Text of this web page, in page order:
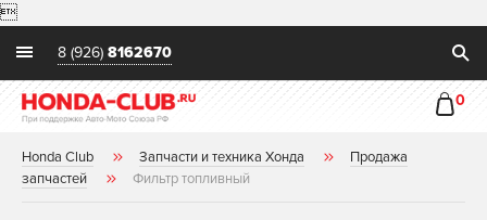

8 (926) 8162670
0
Honda Club Запчасти и техника Хонда
Продажа
запчастей
Фильтр топливный